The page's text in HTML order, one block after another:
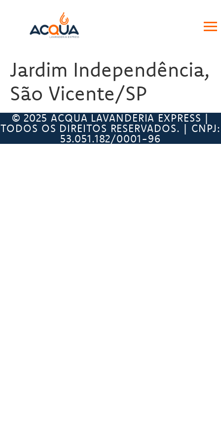
Jardim Independência,
São Vicente/SP
© 2025 ACQUA LAVANDERIA EXPRESS |
TODOS OS DIREITOS RESERVADOS. | CNPJ:
53.051.182/0001-96